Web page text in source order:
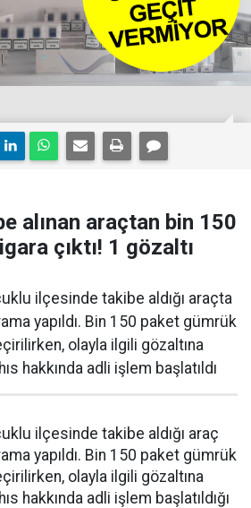
alınan araçtan bin 150
çıktı! 1 gözaltı
ilçesinde takibe aldığı araçta
yapıldı. Bin 150 paket gümrük
olayla ilgili gözaltına
hakkında adli işlem başlatıldı
ilçesinde takibe aldığı araç
yapıldı. Bin 150 paket gümrük
olayla ilgili gözaltına
hakkında adli işlem başlatıldığı